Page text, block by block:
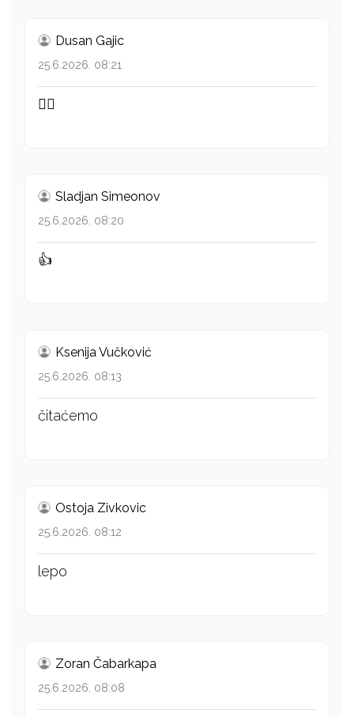
Dusan Gajic
25.6.2026. 08:21
👍🏻
Sladjan Simeonov
25.6.2026. 08:20
👍
Ksenija Vučković
25.6.2026. 08:13
čitaćemo
Ostoja Zivkovic
25.6.2026. 08:12
lepo
Zoran Čabarkapa
25.6.2026. 08:08